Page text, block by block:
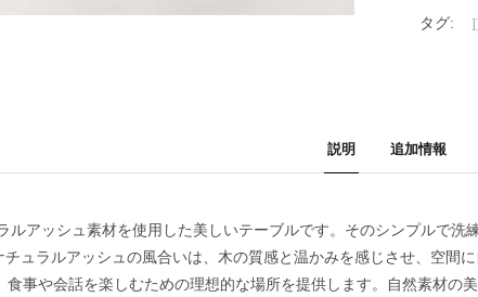
タグ:
説明 追加情報
ルアッシュ素材を使用した美しいテーブルです。そのシンプルで
ュラルアッシュの風合いは、木の質感と温かみを感じさせ、空間
食事や会話を楽しむための理想的な場所を提供します。自然素材の